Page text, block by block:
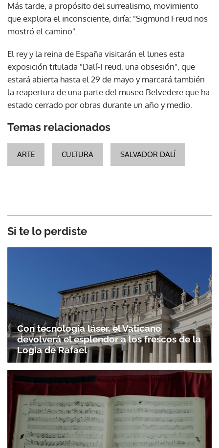
Más tarde, a propósito del surrealismo, movimiento
que explora el inconsciente, diría: "Sigmund Freud nos
mostró el camino".
El rey y la reina de España visitarán el lunes esta
exposición titulada "Dalí-Freud, una obsesión", que
estará abierta hasta el 29 de mayo y marcará también
la reapertura de una parte del museo Belvedere que ha
estado cerrado por obras durante un año y medio.
Temas relacionados
ARTE CULTURA SALVADOR DALÍ
Si te lo perdiste
Con tecnología láser, el Vaticano
devolverá el esplendor a los frescos de la
Logia de Rafael